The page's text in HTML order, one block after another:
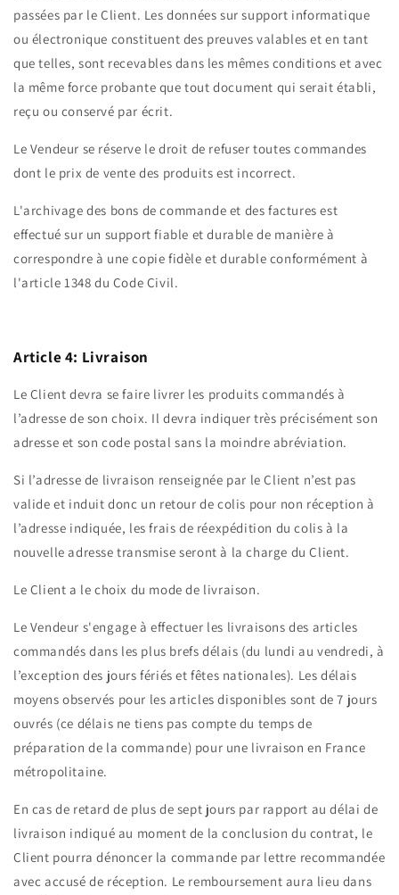
passées par le Client. Les données sur support informatique
ou électronique constituent des preuves valables et en tant
que telles, sont recevables dans les mêmes conditions et avec
la même force probante que tout document qui serait établi,
reçu ou conservé par écrit.
Le Vendeur se réserve le droit de refuser toutes commandes
dont le prix de vente des produits est incorrect.
L'archivage des bons de commande et des factures est
effectué sur un support fiable et durable de manière à
correspondre à une copie fidèle et durable conformément à
l'article 1348 du Code Civil.
Article 4: Livraison
Le Client devra se faire livrer les produits commandés à
l’adresse de son choix. Il devra indiquer très précisément son
adresse et son code postal sans la moindre abréviation.
Si l’adresse de livraison renseignée par le Client n’est pas
valide et induit donc un retour de colis pour non réception à
l’adresse indiquée, les frais de réexpédition du colis à la
nouvelle adresse transmise seront à la charge du Client.
Le Client a le choix du mode de livraison.
Le Vendeur s'engage à effectuer les livraisons des articles
commandés dans les plus brefs délais (du lundi au vendredi, à
l’exception des jours fériés et fêtes nationales). Les délais
moyens observés pour les articles disponibles sont de 7 jours
ouvrés (ce délais ne tiens pas compte du temps de
préparation de la commande) pour une livraison en France
métropolitaine.
En cas de retard de plus de sept jours par rapport au délai de
livraison indiqué au moment de la conclusion du contrat, le
Client pourra dénoncer la commande par lettre recommandée
avec accusé de réception. Le remboursement aura lieu dans